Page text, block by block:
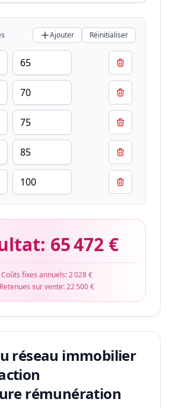
Ajouter Réinitialiser
65 472 €
Coûts fixes annuels:2 028 €
Retenues sur vente:22 500 €
réseau immobilier
rémunération